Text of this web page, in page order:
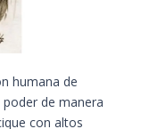
humana de
de manera
con altos